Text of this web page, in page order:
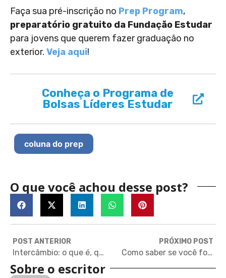
Faça sua pré-inscrição no Prep Program,
preparatório gratuito da Fundação Estudar
para jovens que querem fazer graduação no
exterior. Veja aqui!
Conheça o Programa de
Bolsas Líderes Estudar
coluna do prep
O que você achou desse post?
POST ANTERIOR
Intercâmbio: o que é, que tipos existem e como fazer para estudar fora
PRÓXIMO POST
Como saber se você foi bem no SAT
Sobre o escritor